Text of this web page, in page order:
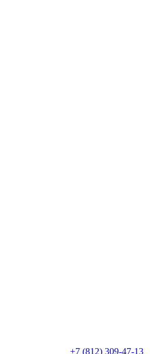
+7 (812) 309-47-13